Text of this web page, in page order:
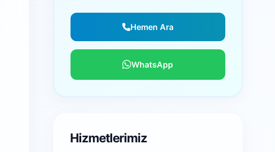
Hemen Ara
WhatsApp
Hizmetlerimiz